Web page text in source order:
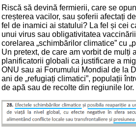
Riscă să devină fermierii, care se
creșterea vacilor, sau șoferii afectați
fel de inamici ai statului? La fel și cei
unui virus sau obligativitatea
corelarea „schimbărilor climatice” cu
Un pretext, de care am vorbit de mulți
planificatorii globali ca justificare a
ONU sau ai Forumului Mondial de la
ani de „refugiați climatici”, populații
de apă sau de recolte din regiunile lor.